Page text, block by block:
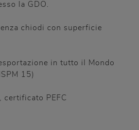
la GDO.
chiodi con superficie
in tutto il Mondo
15)
certificato PEFC